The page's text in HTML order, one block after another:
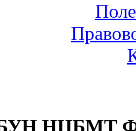
НЦБМТ